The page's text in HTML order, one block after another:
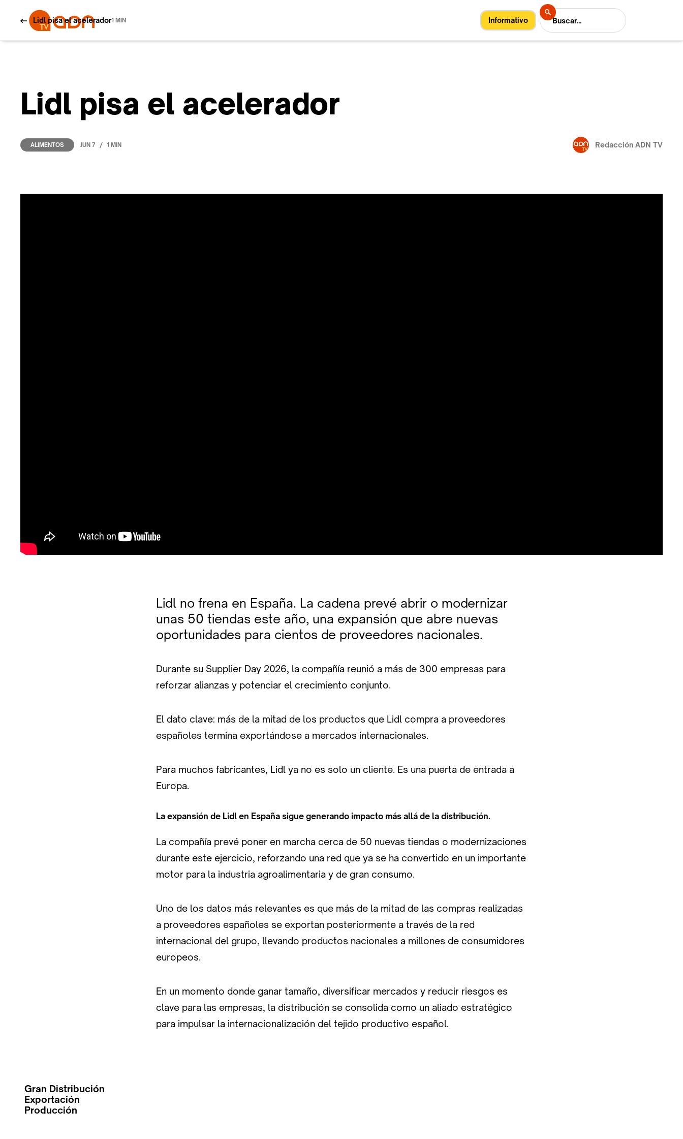
Informativo
Lidl pisa el acelerador1 MIN
Lidl pisa el acelerador
ALIMENTOS JUN 7 / 1 MIN Redacción ADN TV
Lidl no frena en España. La cadena prevé abrir o modernizar
unas 50 tiendas este año, una expansión que abre nuevas
oportunidades para cientos de proveedores nacionales.
Durante su Supplier Day 2026, la compañía reunió a más de 300 empresas para
reforzar alianzas y potenciar el crecimiento conjunto.
El dato clave: más de la mitad de los productos que Lidl compra a proveedores
españoles termina exportándose a mercados internacionales.
Para muchos fabricantes, Lidl ya no es solo un cliente. Es una puerta de entrada a
Europa.
La expansión de Lidl en España sigue generando impacto más allá de la distribución.
La compañía prevé poner en marcha cerca de 50 nuevas tiendas o modernizaciones
durante este ejercicio, reforzando una red que ya se ha convertido en un importante
motor para la industria agroalimentaria y de gran consumo.
Uno de los datos más relevantes es que más de la mitad de las compras realizadas
a proveedores españoles se exportan posteriormente a través de la red
internacional del grupo, llevando productos nacionales a millones de consumidores
europeos.
En un momento donde ganar tamaño, diversificar mercados y reducir riesgos es
clave para las empresas, la distribución se consolida como un aliado estratégico
para impulsar la internacionalización del tejido productivo español.
Gran Distribución
Exportación
Producción